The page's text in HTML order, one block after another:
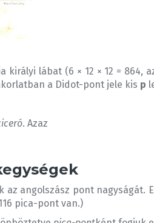
királyi lábat (6 × 12 × 12 =
a Didot-pont jele kis p
. Azaz
angolszász pont nagyságát.
pica-pont van.)